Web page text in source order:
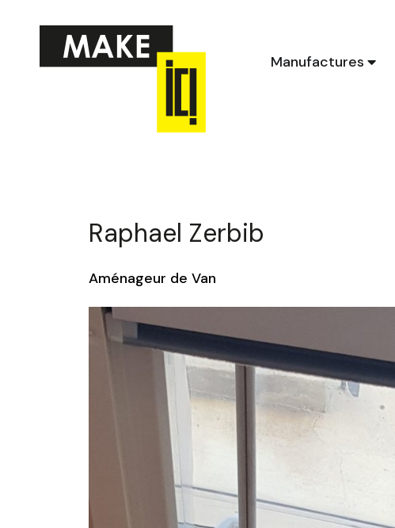
contenu Manufactures
Raphael Zerbib
Aménageur de Van